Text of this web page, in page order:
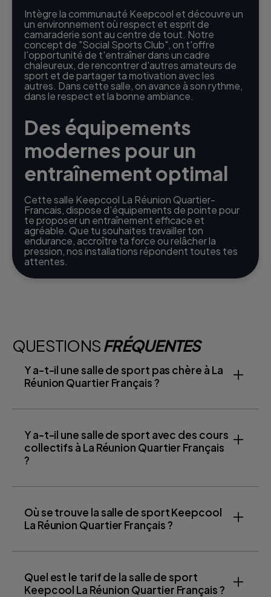
Intègre la communauté Keepcool et découvre un
un environnement où respect et esprit de
camaraderie sont au centre de tout. Notre
concept de "Social Sports Club", on t'offre
l'opportunité de t'entraîner dans un cadre
chaleureux, de rencontrer d'autres amateurs de
sport et de partager ta motivation avec les
autres. Dans cette salle, on avance à son rythme,
dans le respect et la bonne ambiance.
Des équipements
modernes pour un
entraînement optimal
Cette salle Keepcool La Réunion Quartier-
Francais, dispose d’équipements de pointe pour
te proposer un entraînement efficace et
agréable. Que tu souhaites travailler ton
endurance, accroître ta force ou relâcher la
pression, nos installations répondent toutes tes
attentes.
QUESTIONSFRÉQUENTES
Y a-t-il une salle de sport pas chère à La
Réunion Quartier Français ?
Y a-t-il une salle de sport avec des cours
collectifs à La Réunion Quartier Français
?
Où se trouve la salle de sport Keepcool
La Réunion Quartier Français ?
Quel est le tarif de la salle de sport
Keepcool La Réunion Quartier Français ?